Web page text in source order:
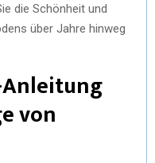
die Schönheit und
über Jahre hinweg
von